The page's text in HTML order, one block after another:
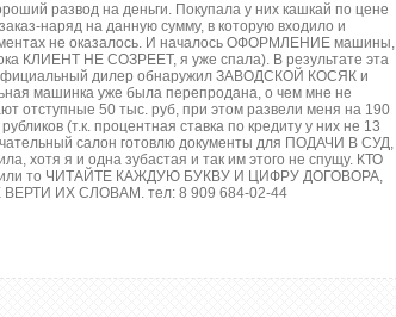
развод на деньги. Покупала у них кашкай по цене
наряд на данную сумму, в которую входило и
не оказалось. И началось ОФОРМЛЕНИЕ машины,
КЛИЕНТ НЕ СОЗРЕЕТ, я уже спала). В результате эта
дилер обнаружил ЗАВОДСКОЙ КОСЯК и
машинка уже была перепродана, о чем мне не
отступные 50 тыс. руб, при этом развели меня на 190
(т.к. процентная ставка по кредиту у них не 13
салон готовлю документы для ПОДАЧИ В СУД,
хотя я и одна зубастая и так им этого не спущу. КТО
то ЧИТАЙТЕ КАЖДУЮ БУКВУ И ЦИФРУ ДОГОВОРА,
ИХ СЛОВАМ. тел: 8 909 684-02-44